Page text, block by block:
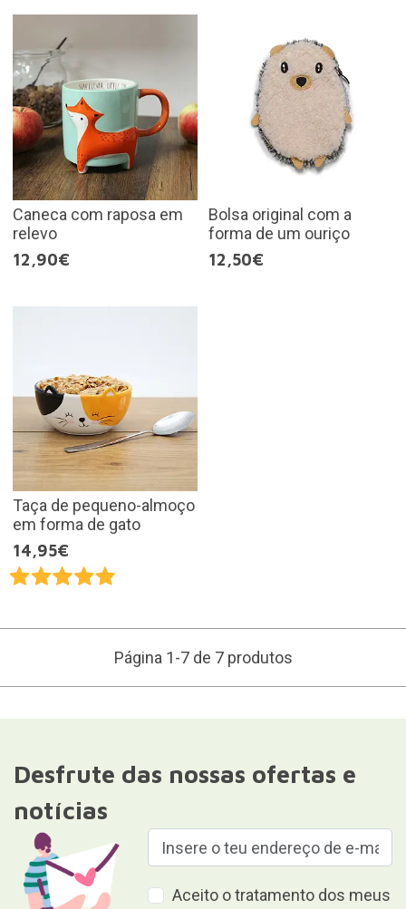
Caneca com raposa em
relevo
12,90€
Bolsa original com a
forma de um ouriço
12,50€
Taça de pequeno-almoço
em forma de gato
14,95€
Página 1-7 de 7 produtos
Desfrute das nossas ofertas e
notícias
Aceito o tratamento dos meus